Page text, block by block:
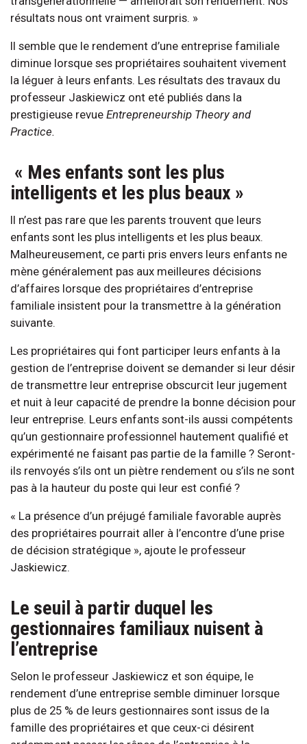
résultats nous ont vraiment surpris. »
Il semble que le rendement d’une entreprise familiale
diminue lorsque ses propriétaires souhaitent vivement
la léguer à leurs enfants. Les résultats des travaux du
professeur Jaskiewicz ont eté publiés dans la
prestigieuse revue Entrepreneurship Theory and
Practice.
« Mes enfants sont les plus
intelligents et les plus beaux »
Il n’est pas rare que les parents trouvent que leurs
enfants sont les plus intelligents et les plus beaux.
Malheureusement, ce parti pris envers leurs enfants ne
mène généralement pas aux meilleures décisions
d’affaires lorsque des propriétaires d’entreprise
familiale insistent pour la transmettre à la génération
suivante.
Les propriétaires qui font participer leurs enfants à la
gestion de l’entreprise doivent se demander si leur désir
de transmettre leur entreprise obscurcit leur jugement
et nuit à leur capacité de prendre la bonne décision pour
leur entreprise. Leurs enfants sont-ils aussi compétents
qu’un gestionnaire professionnel hautement qualifié et
expérimenté ne faisant pas partie de la famille ? Seront-
ils renvoyés s’ils ont un piètre rendement ou s’ils ne sont
pas à la hauteur du poste qui leur est confié ?
« La présence d’un préjugé familiale favorable auprès
des propriétaires pourrait aller à l’encontre d’une prise
de décision stratégique », ajoute le professeur
Jaskiewicz.
Le seuil à partir duquel les
gestionnaires familiaux nuisent à
l’entreprise
Selon le professeur Jaskiewicz et son équipe, le
rendement d’une entreprise semble diminuer lorsque
plus de 25 % de leurs gestionnaires sont issus de la
famille des propriétaires et que ceux-ci désirent